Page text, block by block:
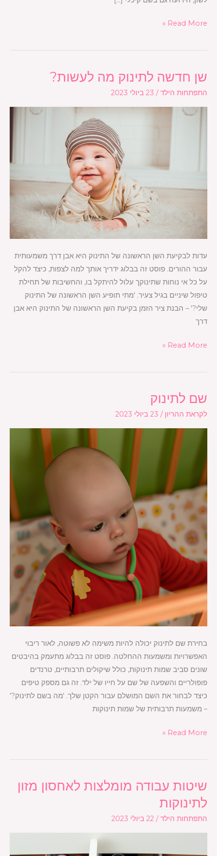
Read More »
שן חדשה לתינוק מה לעשות?
התפתחות הילד/ 23 ביולי 2023
עדות לבקיעת השן הראשונה של התינוק היא אבן דרך משמעותית
עבור ההורים. פוסט זה בבלוג ידריך אותך למה לצפות, כיצד להקל
על כל אי נוחות שתינוקך עלול להיתקל בו, והחשיבות של תחילת
טיפול שיניים בגיל צעיר. 'מתי תופיע השן הראשונה של התינוק
שלי?' – הבנת ציר הזמן בקיעת השן הראשונה של התינוק היא אבן
דרך
שן
Read More »
שם לתינוק
לקראת ההריון / 23 ביולי 2023
בחירת שם לתינוק יכולה להיות משימה לא פשוטה, לאור ריבוי
האפשרויות ומשמעות ההחלטה. פוסט זה בבלוג מתעמק בהיבטים
שונים סביב שמות תינוקות, כולל שיקולים תרבותיים, טרנדים
פופולריים והשפעה של שם על חייו של ילד. זה גם מספק טיפים
כיצד לבחור את השם המושלם עבור הקטן שלך. 'מה בשם לתינוק?'
– משמעות תרבותית של שמות תינוקות
שם
לתינוק
Read More »
שיטות עבודה מומלצות לאחסון מזון
לתינוקות
התפתחות הילד / 22 ביולי 2023
שיטות
עבודה
מומלצות
לאחסון
מזון